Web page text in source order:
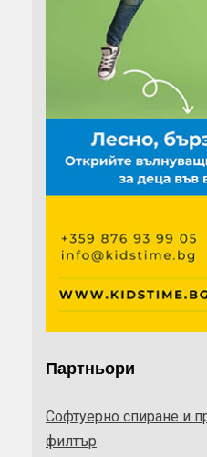
Партньори
Софтуерно спиране и
филтър